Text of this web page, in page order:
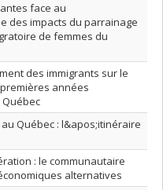
face au
des impacts du parrainage
de femmes du
des immigrants sur le
années
Québec : l&apos;itinéraire
: le communautaire
alternatives